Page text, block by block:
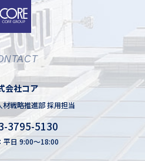
会社コア
材戦略推進部 採用担当
3795-5130
平日 9:00～18:00